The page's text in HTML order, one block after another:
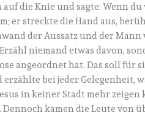
die Knie und sagte: Wenn
er streckte die Hand aus,
der Aussatz und der Mann
niemand etwas davon,
angeordnet hat. Das soll für
bei jeder Gelegenheit,
in keiner Stadt mehr zeigen
kamen die Leute von